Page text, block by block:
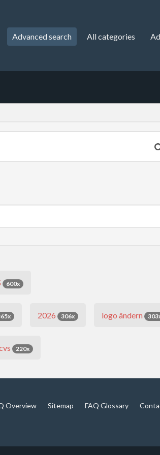
Advanced search All categories
600x
2026 306x logo ändern
220x
Overview Sitemap FAQ Glossary